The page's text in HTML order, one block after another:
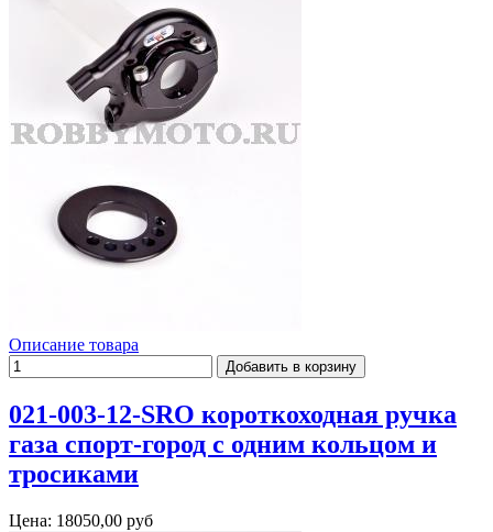
Описание товара
021-003-12-SRO короткоходная ручка
газа спорт-город с одним кольцом и
тросиками
Цена: 18050,00 руб